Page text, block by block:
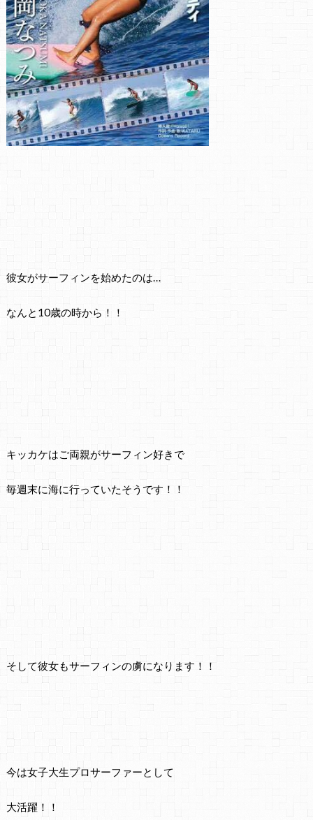
彼女がサーフィンを始めたのは…
なんと10歳の時から！！
キッカケはご両親がサーフィン好きで
毎週末に海に行っていたそうです！！
そして彼女もサーフィンの虜になります！！
今は女子大生プロサーファーとして
大活躍！！